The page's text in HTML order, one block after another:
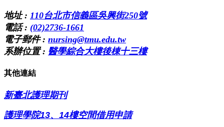
地址 : 110台北市信義區吳興街250號
電話 : (02)2736-1661
電子郵件 : nursing@tmu.edu.tw
系辦位置 : 醫學綜合大樓後棟十三樓
其他連結
新臺北護理期刊
護理學院13、14樓空間借用申請